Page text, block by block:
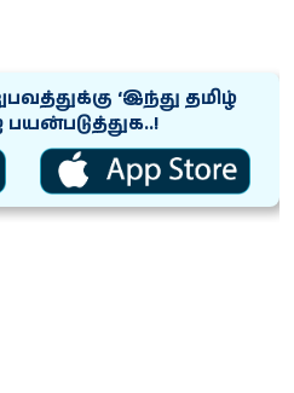
‘இந்து தமிழ்
பயன்படுத்துக..!